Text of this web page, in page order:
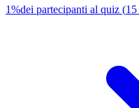
1%dei partecipanti al quiz (15